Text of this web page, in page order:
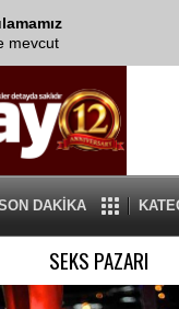
mevcut
DAKİKA
SEKS PAZARI